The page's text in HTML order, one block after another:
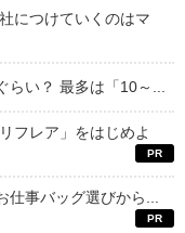
につけていくのはマ
い？ 最多は「10～...
フレア」をはじめよ
仕事バッグ選びから...